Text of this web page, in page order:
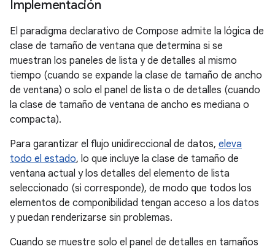
Implementación
El paradigma declarativo de Compose admite la lógica de
clase de tamaño de ventana que determina si se
muestran los paneles de lista y de detalles al mismo
tiempo (cuando se expande la clase de tamaño de ancho
de ventana) o solo el panel de lista o de detalles (cuando
la clase de tamaño de ventana de ancho es mediana o
compacta).
Para garantizar el flujo unidireccional de datos, eleva
todo el estado, lo que incluye la clase de tamaño de
ventana actual y los detalles del elemento de lista
seleccionado (si corresponde), de modo que todos los
elementos de componibilidad tengan acceso a los datos
y puedan renderizarse sin problemas.
Cuando se muestre solo el panel de detalles en tamaños